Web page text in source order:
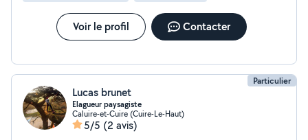
Voir le profil Contacter
Particulier
Lucas brunet
Elagueur paysagiste
Caluire-et-Cuire (Cuire-Le-Haut)
5/5 (2 avis)